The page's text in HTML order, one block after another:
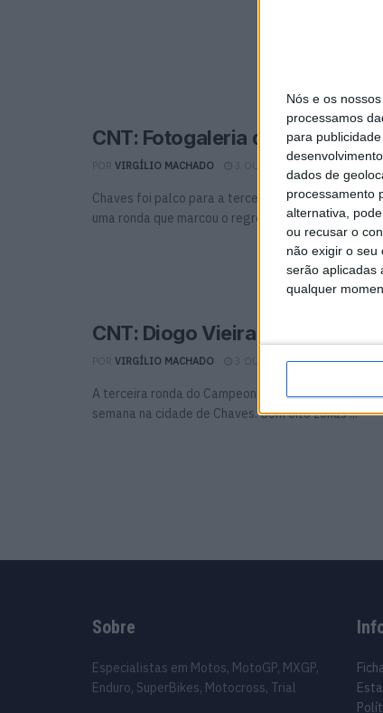
Nós e os
processamos
para
dados de
processamento
alternativa,
ou recusar o
não exigir o seu
serão aplicadas
qualquer
CNT: Fotogaleria da prova de
VIRGÍLIO MACHADO
Chaves foi palco para a terceira ronda do
uma ronda que marcou o regresso do Nacional ...
CNT: Diogo Vieira venceu em
VIRGÍLIO MACHADO 3 OUTUBRO, 2016 0
A terceira ronda do Campeonato Nacional de Trial
semana na cidade de Chaves. Com oito zonas ...
Sobre
Especialistas em Motos, MotoGP, MXGP,
Enduro, SuperBikes, Motocross, Trial